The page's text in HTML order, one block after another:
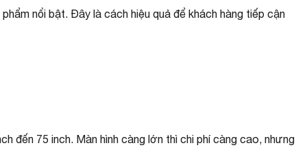
nổi bật. Đây là cách hiệu quả để khách hàng tiếp cận
đến 75 inch. Màn hình càng lớn thì chi phí càng cao, nhưng